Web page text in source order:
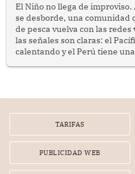
El Niño no llega de
se desborde, una comunidad
de pesca vuelva con las redes
las señales son claras: el
calentando y el Perú tiene
TARIFAS
PUBLICIDAD WEB